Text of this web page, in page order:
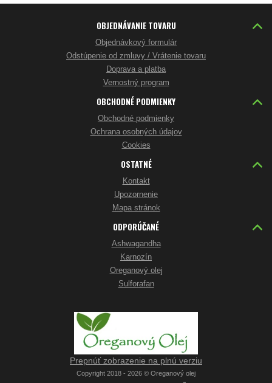
OBJEDNÁVANIE TOVARU
Objednávkový formulár
Odstúpenie od zmluvy / Vrátenie tovaru
Doprava a platba
Vernostný program
OBCHODNÉ PODMIENKY
Obchodné podmienky
Ochrana osobných údajov
Cookies
OSTATNÉ
Kontakt
Upozornenie
Mapa stránok
ODPORÚČANÉ
Ashwagandha
Karnozín
Oreganový olej
Sulforafan
Prepnúť zobrazenie na plnú verziu
Copyright 2018 - 2026 © Oreganový olej